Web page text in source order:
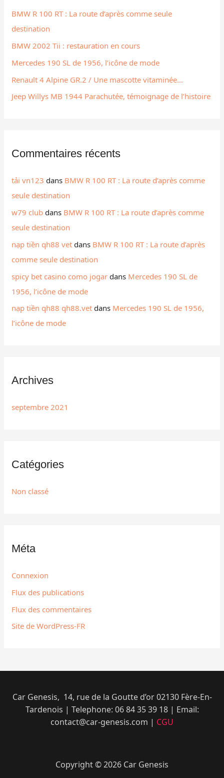
c
h
e
r
BMW R 100 RT : La route d’après comme seule
destination
BMW 2002 Tii : restauration en cours
Mercedes 190 SL de 1956, l’icône de mode
Renault 4 Alpine GR.2 / Une mascotte vitaminée…
Jeep Willys MB 1944 Parachutée, témoignage de l’histoire
Commentaires récents
tải vn123 dans BMW R 100 RT : La route d’après comme
seule destination
w79 club dans BMW R 100 RT : La route d’après comme
seule destination
nạp tiền qh88 vet dans BMW R 100 RT : La route d’après
comme seule destination
spicy bet casino como jogar dans Mercedes 190 SL de
1956, l’icône de mode
nạp tiền qh88 qh88.vet dans Mercedes 190 SL de 1956,
l’icône de mode
Archives
septembre 2021
Catégories
Non classé
Méta
Connexion
Flux des publications
Flux des commentaires
Site de WordPress-FR
Car Genesis, 14, rue de la Goutte d’or 02130 Fère-En-
Tardenois | Telephone: 06 84 35 39 18​ | Email:
contact@car-genesis.com | CGU
Copyright © 2026 Car Genesis